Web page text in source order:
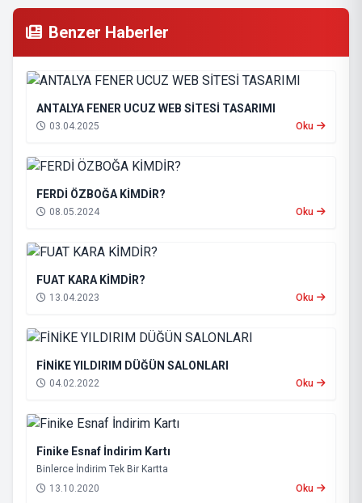
Benzer Haberler
ANTALYA FENER UCUZ WEB SİTESİ TASARIMI
03.04.2025 Oku
FERDİ ÖZBOĞA KİMDİR?
08.05.2024 Oku
FUAT KARA KİMDİR?
13.04.2023 Oku
FİNİKE YILDIRIM DÜĞÜN SALONLARI
04.02.2022 Oku
Finike Esnaf İndirim Kartı
Binlerce İndirim Tek Bir Kartta
13.10.2020
Oku